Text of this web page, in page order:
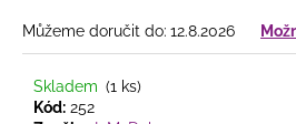
Můžeme doručit do: 12.8.2026
Skladem (1 ks)
Kód: 252
PROUTĚNÝ
VĚNEC